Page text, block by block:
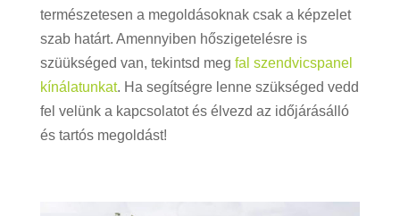
természetesen a megoldásoknak csak a képzelet
szab határt. Amennyiben hőszigetelésre is
szüükséged van, tekintsd meg fal szendvicspanel
kínálatunkat. Ha segítségre lenne szükséged vedd
fel velünk a kapcsolatot és élvezd az időjárásálló
és tartós megoldást!